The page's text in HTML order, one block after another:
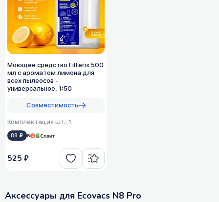
Моющее средство Filterix 500
мл с ароматом лимона для
всех пылеосов -
универсальное, 1:50
Совместимость
Комплектация шт.: 1
88 ₽ в
525 ₽
Аксессуары для Ecovacs N8 Pro